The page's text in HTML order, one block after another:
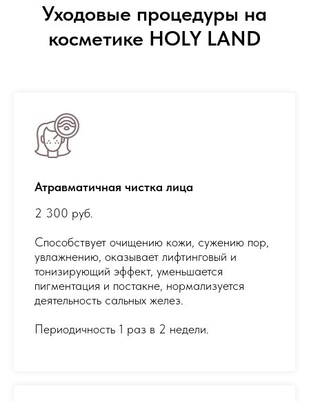
Уходовые процедуры на
косметике HOLY LAND
Атравматичная чистка лица
2 300 руб.
Cпособствует очищению кожи, сужению пор,
увлажнению, оказывает лифтинговый и
тонизирующий эффект, уменьшается
пигментация и постакне, нормализуется
деятельность сальных желез.
Периодичность 1 раз в 2 недели.